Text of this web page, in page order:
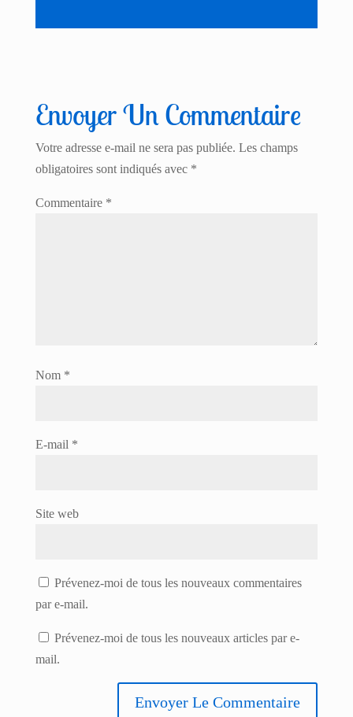
Envoyer Un Commentaire
Votre adresse e-mail ne sera pas publiée. Les champs
obligatoires sont indiqués avec *
Commentaire *
Nom *
E-mail *
Site web
Prévenez-moi de tous les nouveaux commentaires
par e-mail.
Prévenez-moi de tous les nouveaux articles par e-
mail.